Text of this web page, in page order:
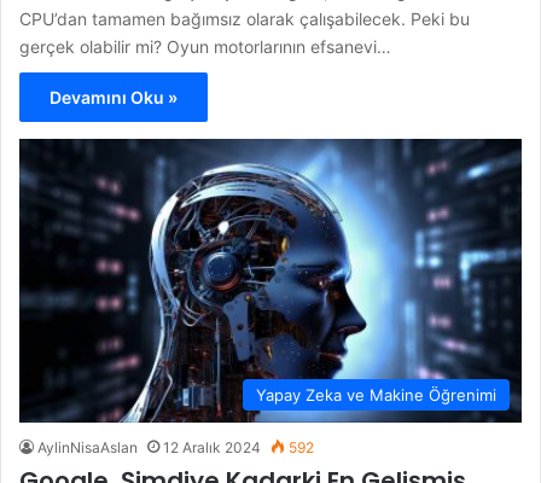
CPU’dan tamamen bağımsız olarak çalışabilecek. Peki bu
gerçek olabilir mi? Oyun motorlarının efsanevi…
Devamını Oku »
Yapay Zeka ve Makine Öğrenimi
AylinNisaAslan 12 Aralık 2024 592